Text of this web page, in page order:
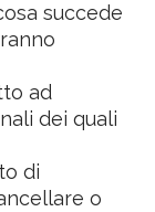
succede
ad
dei quali
di
o